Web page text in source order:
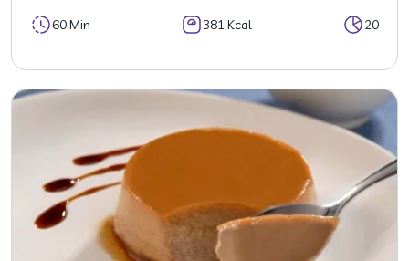
60 Min 381 Kcal 20